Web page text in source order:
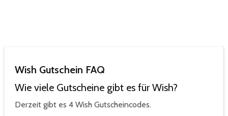
Wish Gutschein FAQ
Wie viele Gutscheine gibt es für Wish?
Derzeit gibt es 4 Wish Gutscheincodes.